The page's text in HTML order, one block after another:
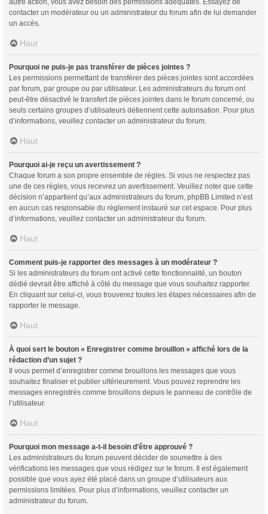
contacter un modérateur ou un administrateur du forum afin de lui demander
un accès.
Haut
Pourquoi ne puis-je pas transférer de pièces jointes ?
Les permissions permettant de transférer des pièces jointes sont accordées
par forum, par groupe ou par utilisateur. Les administrateurs du forum ont
peut-être désactivé le transfert de pièces jointes dans le forum concerné, ou
seuls certains groupes d’utilisateurs détiennent cette autorisation. Pour plus
d’informations, veuillez contacter un administrateur du forum.
Haut
Pourquoi ai-je reçu un avertissement ?
Chaque forum a son propre ensemble de règles. Si vous ne respectez pas
une de ces règles, vous recevrez un avertissement. Veuillez noter que cette
décision n’appartient qu’aux administrateurs du forum, phpBB Limited n’est
en aucun cas responsable du règlement instauré sur cet espace. Pour plus
d’informations, veuillez contacter un administrateur du forum.
Haut
Comment puis-je rapporter des messages à un modérateur ?
Si les administrateurs du forum ont activé cette fonctionnalité, un bouton
dédié devrait être affiché à côté du message que vous souhaitez rapporter.
En cliquant sur celui-ci, vous trouverez toutes les étapes nécessaires afin de
rapporter le message.
Haut
À quoi sert le bouton « Enregistrer comme brouillon » affiché lors de la
rédaction d’un sujet ?
Il vous permet d’enregistrer comme brouillons les messages que vous
souhaitez finaliser et publier ultérieurement. Vous pouvez reprendre les
messages enregistrés comme brouillons depuis le panneau de contrôle de
l’utilisateur.
Haut
Pourquoi mon message a-t-il besoin d’être approuvé ?
Les administrateurs du forum peuvent décider de soumettre à des
vérifications les messages que vous rédigez sur le forum. Il est également
possible que vous ayez été placé dans un groupe d’utilisateurs aux
permissions limitées. Pour plus d’informations, veuillez contacter un
administrateur du forum.